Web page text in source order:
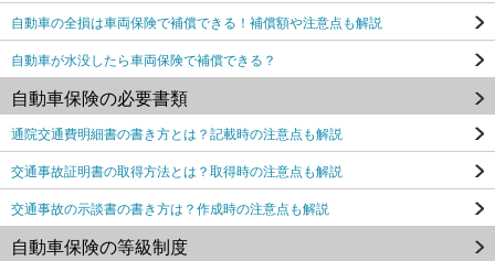
自動車の全損は車両保険で補償できる！補償額や注意点も解説
自動車が水没したら車両保険で補償できる？
自動車保険の必要書類
通院交通費明細書の書き方とは？記載時の注意点も解説
交通事故証明書の取得方法とは？取得時の注意点も解説
交通事故の示談書の書き方は？作成時の注意点も解説
自動車保険の等級制度